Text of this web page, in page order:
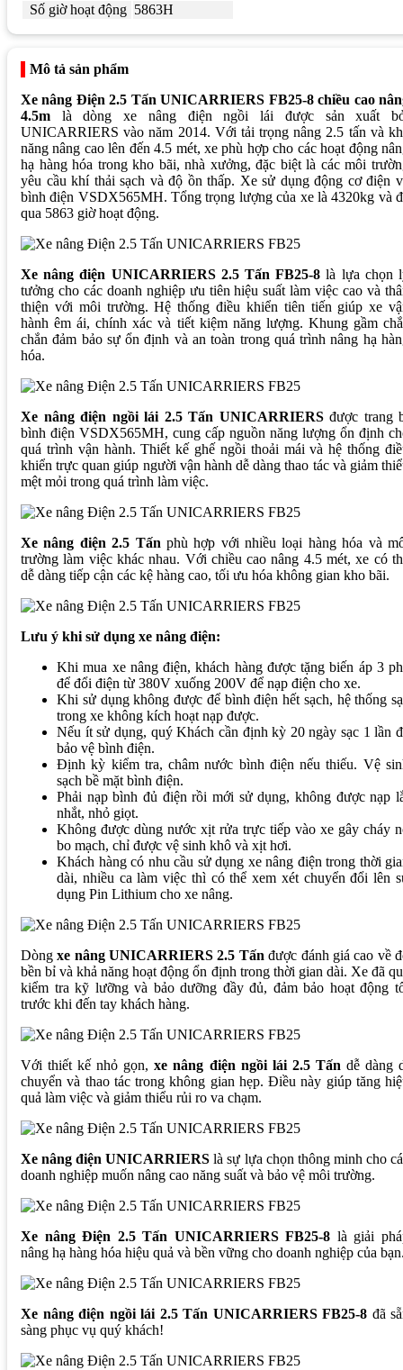
Số giờ hoạt động 5863H
Mô tả sản phẩm
Xe nâng Điện 2.5 Tấn UNICARRIERS FB25-8 chiều cao
4.5m là dòng xe nâng điện ngồi lái được sản xuất
UNICARRIERS vào năm 2014. Với tải trọng nâng 2.5 tấn và
năng nâng cao lên đến 4.5 mét, xe phù hợp cho các hoạt động
hạ hàng hóa trong kho bãi, nhà xưởng, đặc biệt là các môi
yêu cầu khí thải sạch và độ ồn thấp. Xe sử dụng động cơ điện
bình điện VSDX565MH. Tổng trọng lượng của xe là 4320kg và
qua 5863 giờ hoạt động.
Xe nâng điện UNICARRIERS 2.5 Tấn FB25-8 là lựa chọn
tưởng cho các doanh nghiệp ưu tiên hiệu suất làm việc cao và
thiện với môi trường. Hệ thống điều khiển tiên tiến giúp xe
hành êm ái, chính xác và tiết kiệm năng lượng. Khung gầm
chắn đảm bảo sự ổn định và an toàn trong quá trình nâng hạ
hóa.
Xe nâng điện ngồi lái 2.5 Tấn UNICARRIERSđược trang
bình điện VSDX565MH, cung cấp nguồn năng lượng ổn định
quá trình vận hành. Thiết kế ghế ngồi thoải mái và hệ thống
khiển trực quan giúp người vận hành dễ dàng thao tác và giảm
mệt mỏi trong quá trình làm việc.
Xe nâng điện 2.5 Tấn phù hợp với nhiều loại hàng hóa và
trường làm việc khác nhau. Với chiều cao nâng 4.5 mét, xe có
dễ dàng tiếp cận các kệ hàng cao, tối ưu hóa không gian kho bãi.
Lưu ý khi sử dụng xe nâng điện:
Khi mua xe nâng điện, khách hàng được tặng biến áp 3
để đổi điện từ 380V xuống 200V để nạp điện cho xe.
Khi sử dụng không được để bình điện hết sạch, hệ thống
trong xe không kích hoạt nạp được.
Nếu ít sử dụng, quý Khách cần định kỳ 20 ngày sạc 1 lần
bảo vệ bình điện.
Định kỳ kiểm tra, châm nước bình điện nếu thiếu. Vệ
sạch bề mặt bình điện.
Phải nạp bình đủ điện rồi mới sử dụng, không được nạp
nhắt, nhỏ giọt.
Không được dùng nước xịt rửa trực tiếp vào xe gây cháy
bo mạch, chỉ được vệ sinh khô và xịt hơi.
Khách hàng có nhu cầu sử dụng xe nâng điện trong thời
dài, nhiều ca làm việc thì có thể xem xét chuyển đổi lên
dụng Pin Lithium cho xe nâng.
Dòngxe nâng UNICARRIERS 2.5 Tấn được đánh giá cao về
bền bỉ và khả năng hoạt động ổn định trong thời gian dài. Xe đã
kiểm tra kỹ lưỡng và bảo dưỡng đầy đủ, đảm bảo hoạt động
trước khi đến tay khách hàng.
Với thiết kế nhỏ gọn,xe nâng điện ngồi lái 2.5 Tấn dễ dàng
chuyển và thao tác trong không gian hẹp. Điều này giúp tăng
quả làm việc và giảm thiểu rủi ro va chạm.
Xe nâng điện UNICARRIERS là sự lựa chọn thông minh cho
doanh nghiệp muốn nâng cao năng suất và bảo vệ môi trường.
Xe nâng Điện 2.5 Tấn UNICARRIERS FB25-8 là giải
nâng hạ hàng hóa hiệu quả và bền vững cho doanh nghiệp của
Xe nâng điện ngồi lái 2.5 Tấn UNICARRIERS FB25-8 đã
sàng phục vụ quý khách!